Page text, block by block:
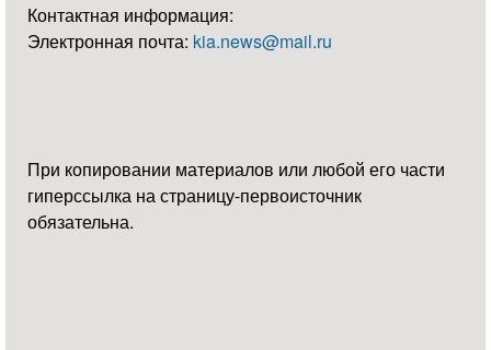
Контактная информация:
Электронная почта: kia.news@mail.ru
При копировании материалов или любой его части
гиперссылка на страницу-первоисточник
обязательна.